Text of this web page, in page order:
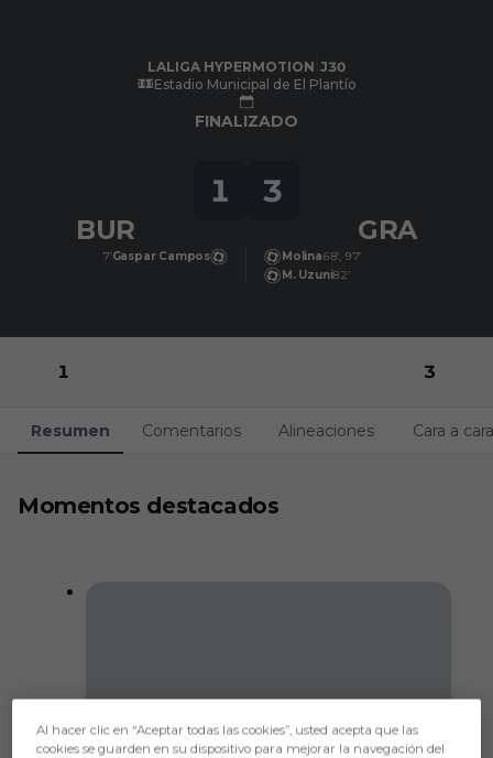
LALIGA HYPERMOTION J30
Estadio Municipal de El Plantío
FINALIZADO
BUR
1 3
GRA
7’Gaspar Campos 68’, 97’
Molina
82’
M. Uzuni
1 3
Resumen Comentarios Alineaciones Cara a cara
Momentos destacados
Al hacer clic en “Aceptar todas las cookies”, usted acepta que las
cookies se guarden en su dispositivo para mejorar la navegación del